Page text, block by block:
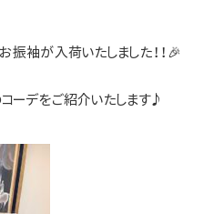
袖が入荷いたしました！！🎉
ーデをご紹介いたします♪